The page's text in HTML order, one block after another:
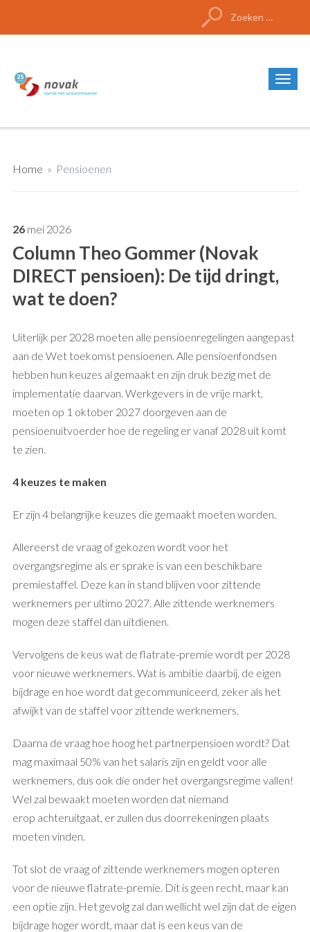
Zoeken
naar:
Home » Pensioenen
26 mei 2026
Column Theo Gommer (Novak
DIRECT pensioen): De tijd dringt,
wat te doen?
Uiterlijk per 2028 moeten alle pensioenregelingen aangepast
aan de Wet toekomst pensioenen. Alle pensioenfondsen
hebben hun keuzes al gemaakt en zijn druk bezig met de
implementatie daarvan. Werkgevers in de vrije markt,
moeten op 1 oktober 2027 doorgeven aan de
pensioenuitvoerder hoe de regeling er vanaf 2028 uit komt
te zien.
4 keuzes te maken
Er zijn 4 belangrijke keuzes die gemaakt moeten worden.
Allereerst de vraag of gekozen wordt voor het
overgangsregime als er sprake is van een beschikbare
premiestaffel. Deze kan in stand blijven voor zittende
werknemers per ultimo 2027. Alle zittende werknemers
mogen deze staffel dan uitdienen.
Vervolgens de keus wat de flatrate-premie wordt per 2028
voor nieuwe werknemers. Wat is ambitie daarbij, de eigen
bijdrage en hoe wordt dat gecommuniceerd, zeker als het
afwijkt van de staffel voor zittende werknemers.
Daarna de vraag hoe hoog het partnerpensioen wordt? Dat
mag maximaal 50% van het salaris zijn en geldt voor alle
werknemers, dus ook die onder het overgangsregime vallen!
Wel zal bewaakt moeten worden dat niemand
erop achteruitgaat, er zullen dus doorrekeningen plaats
moeten vinden.
Tot slot de vraag of zittende werknemers mogen opteren
voor de nieuwe flatrate-premie. Dit is geen recht, maar kan
een optie zijn. Het gevolg zal dan wellicht wel zijn dat de eigen
bijdrage hoger wordt, maar dat is een keus van de